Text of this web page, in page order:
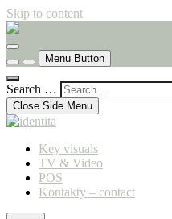
Skip to content
identita
komunikační agentura
Menu Button
Search …
Close Side Menu
Key visuals
TV & Video
POS
Kontakty – contact